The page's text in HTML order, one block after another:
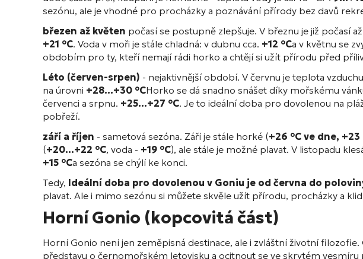
sezónu, ale je vhodné pro procházky a poznávání přírody bez davů
březen až květen počasí se postupně zlepšuje. V březnu je již počasí až
+21 °C. Voda v moři je stále chladná: v dubnu cca. +12 °Ca v květnu se
obdobím pro ty, kteří nemají rádi horko a chtějí si užít přírodu před
Léto (červen-srpen) - nejaktivnější období. V červnu je teplota
na úrovni +28...+30 °CHorko se dá snadno snášet díky mořskému
červenci a srpnu. +25...+27 °C. Je to ideální doba pro dovolenou na
pobřeží.
září a říjen - sametová sezóna. Září je stále horké (+26 °C ve dne, +23
(+20...+22 °C, voda - +19 °C), ale stále je možné plavat. V listopadu
+15 °Ca sezóna se chýlí ke konci.
Tedy, Ideální doba pro dovolenou v Goniu je od června do
plavat. Ale i mimo sezónu si můžete skvěle užít přírodu, procházky a
Horní Gonio (kopcovitá část)
Horní Gonio není jen zeměpisná destinace, ale i zvláštní životní
představu o černomořském letovisku a ocitnout se ve skrytém